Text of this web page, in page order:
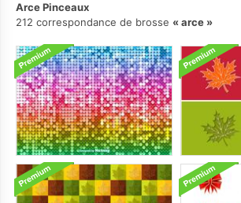
Arce Pinceaux
212 correspondance de brosse
arce